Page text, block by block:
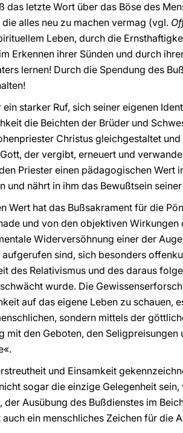
das letzte Wort über das Böse des
alles neu zu machen vermag (vgl.
Leben, durch die
Erkennen ihrer Sünden und durch
lernen! Durch die Spendung des
ein starker Ruf, sich seiner eigenen
die Beichten der Brüder und
Christus gleichgestaltet
der vergibt, erneuert und
Priester einen pädagogischen
und nährt in ihm das Bewußtsein
Wert hat das Bußsakrament für die
und von den objektiven
Widerversöhnung einer der
sind, sich besonders
des Relativismus und des daraus
wurde. Die
auf das eigene Leben zu schauen,
sondern mittels der
mit den Geboten, den
und Einsamkeit
sogar die einzige Gelegenheit
der Ausübung des Bußdienstes im
ein menschliches Zeichen für die